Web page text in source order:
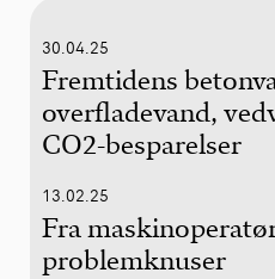
30.04.25
Fremtidens
overfladevand,
CO2-besparelser
13.02.25
Fra
problemknuser